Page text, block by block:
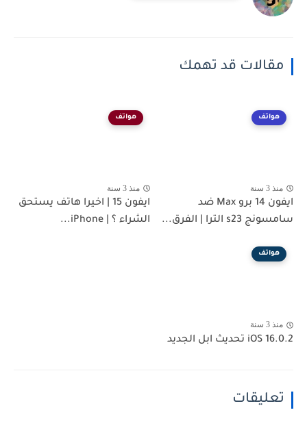
مقالات قد تهمك
هواتف
منذ 3 سنة
ايفون 14 برو Max ضد
سامسونج s23 الترا | الفرق...
هواتف
منذ 3 سنة
ايفون 15 | اخيرا هاتف يستحق
الشراء ؟ | iPhone...
هواتف
منذ 3 سنة
iOS 16.0.2 تحديث ابل الجديد
تعليقات